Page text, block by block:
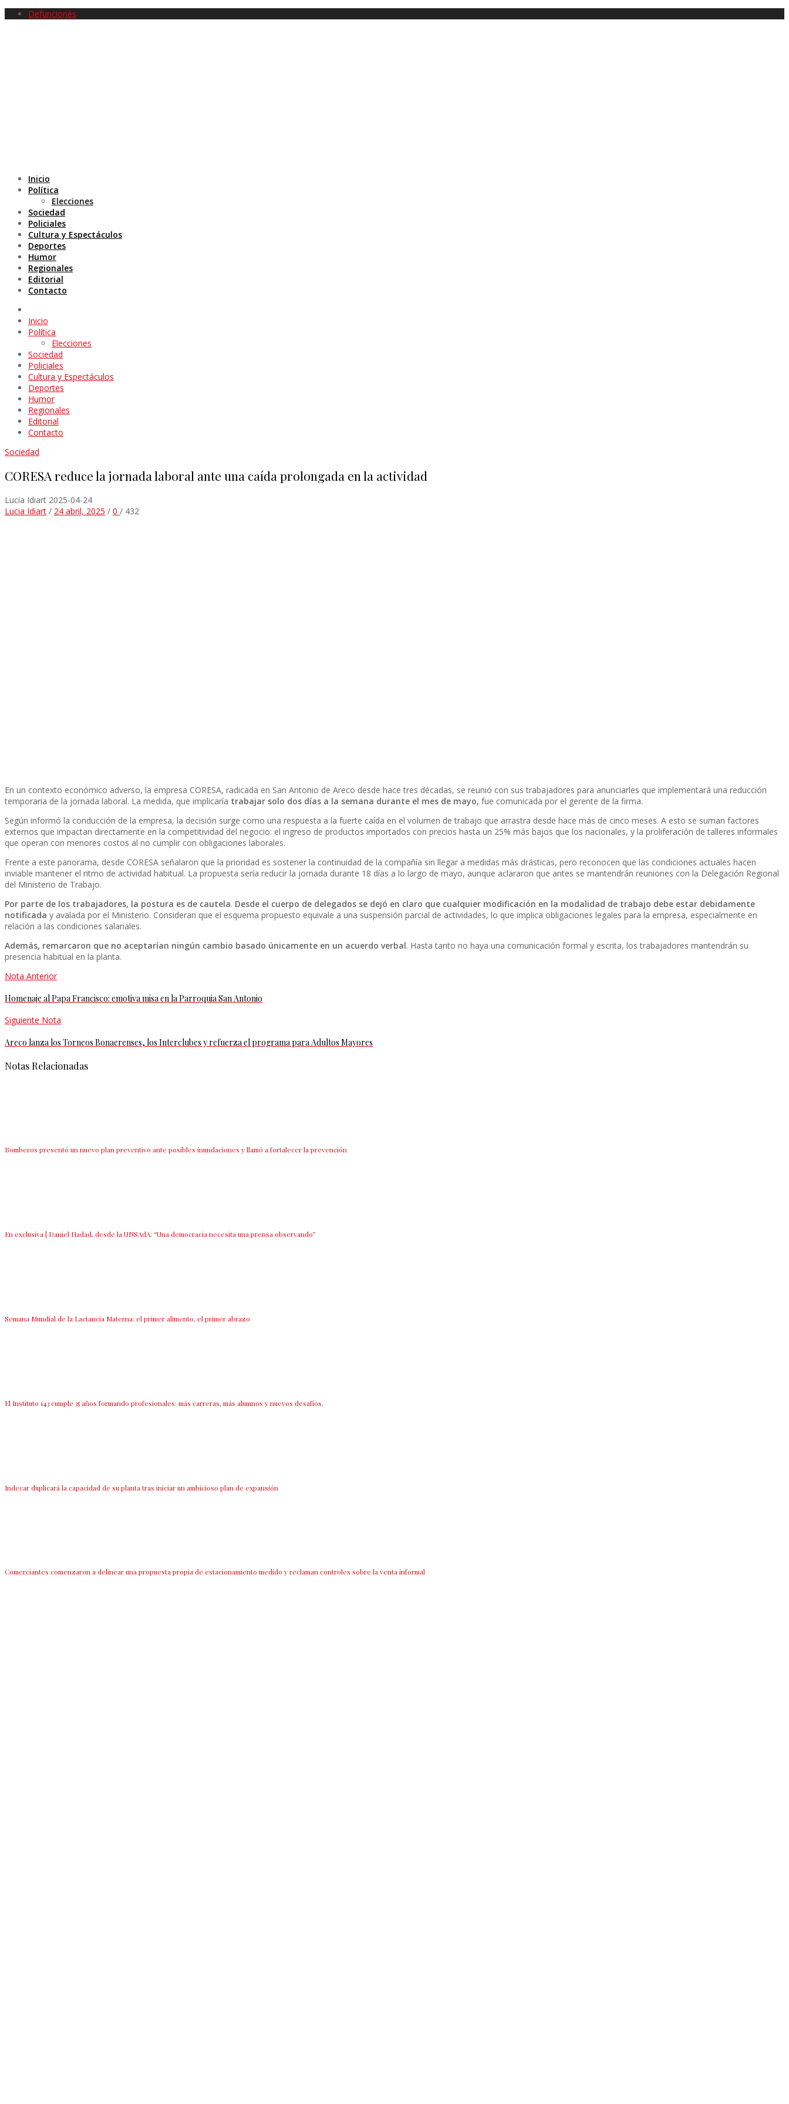
Defunciones
Inicio
Política
Elecciones
Sociedad
Policiales
Cultura y Espectáculos
Deportes
Humor
Regionales
Editorial
Contacto
Inicio
Política
Elecciones
Sociedad
Policiales
Cultura y Espectáculos
Deportes
Humor
Regionales
Editorial
Contacto
Sociedad
CORESA reduce la jornada laboral ante una caída prolongada en la actividad
Lucia Idiart 2025-04-24
Lucia Idiart / 24 abril, 2025 / 0 / 432
En un contexto económico adverso, la empresa CORESA, radicada en San Antonio de Areco desde hace tres décadas, se reunió con sus trabajadores para anunciarles que implementará una reducción
temporaria de la jornada laboral. La medida, que implicaría trabajar solo dos días a la semana durante el mes de mayo, fue comunicada por el gerente de la firma.
Según informó la conducción de la empresa, la decisión surge como una respuesta a la fuerte caída en el volumen de trabajo que arrastra desde hace más de cinco meses. A esto se suman factores
externos que impactan directamente en la competitividad del negocio: el ingreso de productos importados con precios hasta un 25% más bajos que los nacionales, y la proliferación de talleres informales
que operan con menores costos al no cumplir con obligaciones laborales.
Frente a este panorama, desde CORESA señalaron que la prioridad es sostener la continuidad de la compañía sin llegar a medidas más drásticas, pero reconocen que las condiciones actuales hacen
inviable mantener el ritmo de actividad habitual. La propuesta sería reducir la jornada durante 18 días a lo largo de mayo, aunque aclararon que antes se mantendrán reuniones con la Delegación Regional
del Ministerio de Trabajo.
Por parte de los trabajadores, la postura es de cautela. Desde el cuerpo de delegados se dejó en claro que cualquier modificación en la modalidad de trabajo debe estar debidamente
notificada y avalada por el Ministerio. Consideran que el esquema propuesto equivale a una suspensión parcial de actividades, lo que implica obligaciones legales para la empresa, especialmente en
relación a las condiciones salariales.
Además, remarcaron que no aceptarían ningún cambio basado únicamente en un acuerdo verbal. Hasta tanto no haya una comunicación formal y escrita, los trabajadores mantendrán su
presencia habitual en la planta.
Nota Anterior
Homenaje al Papa Francisco: emotiva misa en la Parroquia San Antonio
Siguiente Nota
Areco lanza los Torneos Bonaerenses, los Interclubes y refuerza el programa para Adultos Mayores
Notas Relacionadas
Bomberos presentó un nuevo plan preventivo ante posibles inundaciones y llamó a fortalecer la prevención
En exclusiva | Daniel Hadad, desde la UNSAdA: “Una democracia necesita una prensa observando”
Semana Mundial de la Lactancia Materna: el primer alimento, el primer abrazo
El Instituto 143 cumple 35 años formando profesionales: más carreras, más alumnos y nuevos desafíos.
Indecar duplicará la capacidad de su planta tras iniciar un ambicioso plan de expansión
Comerciantes comenzaron a delinear una propuesta propia de estacionamiento medido y reclaman controles sobre la venta informal